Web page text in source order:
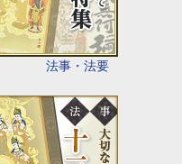
法事・法要